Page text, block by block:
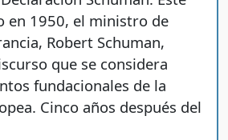
en 1950, el ministro de
Robert Schuman,
que se considera
fundacionales de la
Cinco años después del